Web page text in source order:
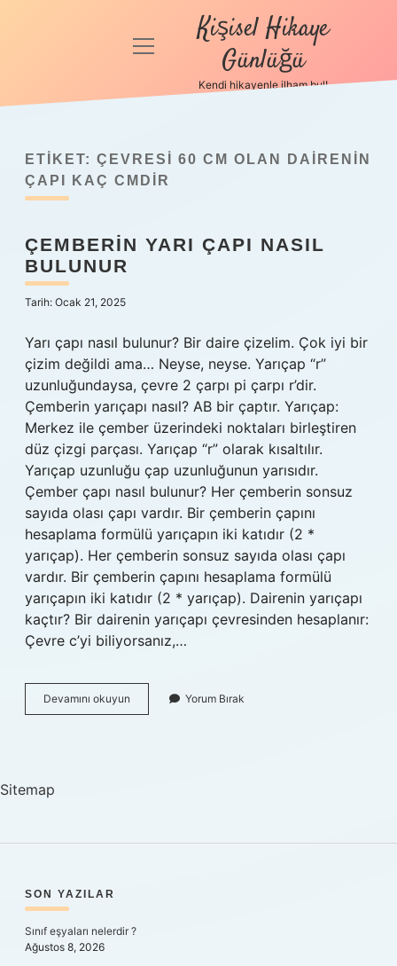
Anasayfa
Politikası
Yasal Uyarı
Hakkımızda
menüyü
Kişisel Hikaye
Günlüğü
Kendi hikayenle ilham bul!
ETIKET: ÇEVRESI 60 CM OLAN DAIRENIN
ÇAPI KAÇ CMDIR
ÇEMBERIN YARI ÇAPI NASIL
BULUNUR
Tarih: Ocak 21, 2025
Yarı çapı nasıl bulunur? Bir daire çizelim. Çok iyi bir
çizim değildi ama… Neyse, neyse. Yarıçap “r”
uzunluğundaysa, çevre 2 çarpı pi çarpı r’dir.
Çemberin yarıçapı nasıl? AB bir çaptır. Yarıçap:
Merkez ile çember üzerindeki noktaları birleştiren
düz çizgi parçası. Yarıçap “r” olarak kısaltılır.
Yarıçap uzunluğu çap uzunluğunun yarısıdır.
Çember çapı nasıl bulunur? Her çemberin sonsuz
sayıda olası çapı vardır. Bir çemberin çapını
hesaplama formülü yarıçapın iki katıdır (2 *
yarıçap). Her çemberin sonsuz sayıda olası çapı
vardır. Bir çemberin çapını hesaplama formülü
yarıçapın iki katıdır (2 * yarıçap). Dairenin yarıçapı
kaçtır? Bir dairenin yarıçapı çevresinden hesaplanır:
Çevre c’yi biliyorsanız,…
Devamını okuyun Çemberin
Yarı
Yorum Bırak
Sitemap
SIDEBAR
SON YAZILAR
Sınıf eşyaları nelerdir ?
Ağustos 8, 2026